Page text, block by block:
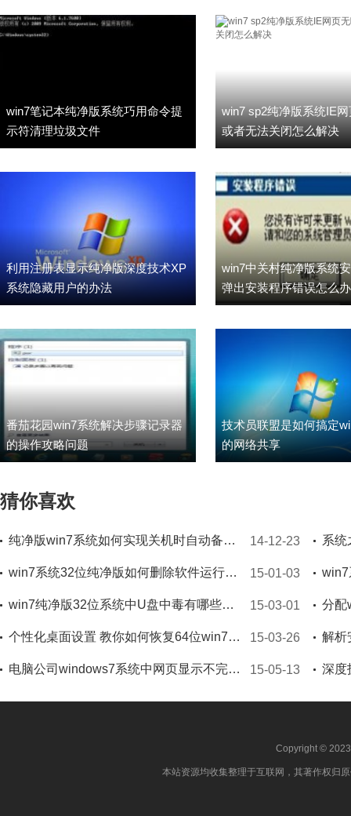
win7笔记本纯净版系统巧用命令提
示符清理垃圾文件
win7 sp2纯净版系统IE
或者无法关闭怎么解决
利用注册表显示纯净版深度技术XP
系统隐藏用户的办法
win7中关村纯净版系统
弹出安装程序错误怎么办
番茄花园win7系统解决步骤记录器
的操作攻略问题
技术员联盟是如何搞定
的网络共享
猜你喜欢
纯净版win7系统如何实现关机时自动备份文件 14-12-23
win7系统32位纯净版如何删除软件运行记录 确保用户隐私不泄露 15-01-03
win7纯净版32位系统中U盘中毒有哪些具体症状 15-03-01
个性化桌面设置 教你如何恢复64位win7纯净版系统半透明特效 15-03-26
电脑公司windows7系统中网页显示不完全的修复要诀 15-05-13
Copyright ©
本站资源均收集整理于互联网，其著作权归